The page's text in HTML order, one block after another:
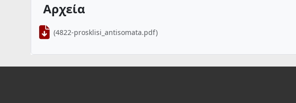
Αρχεία
(4822-prosklisi_antisomata.pdf)